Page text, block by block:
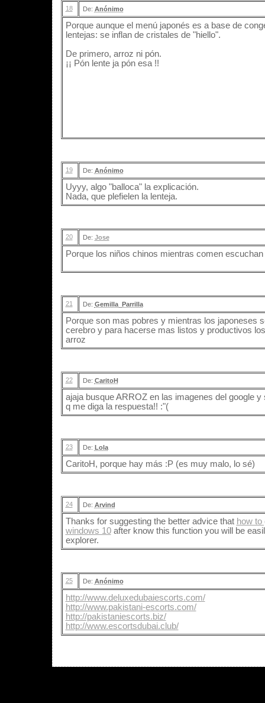
18 De: Anónimo
Porque aunque el menú japonés es a base de
lentejas: se inflan de cristales de "hiello".
De primero, arroz ni pón.
¡¡ Pón lente ja pón esa !!
19 De: Anónimo
Uyyy, algo "balloca" la explicación.
Nada, que plefielen la lenteja.
20 De: Jose
Porque los niños chinos mientras comen
21 De: Gemilla_Parrilla
Porque son mas pobres y mientras los japoneses
cerebro y para hacerse mas listos y productivos
arroz
22 De: CaritoH
ajaja busque ARROZ en las imagenes del google
q me diga la respuesta!! :"(
23 De: Lola
CaritoH, porque hay más :P (es muy malo, lo sé)
24 De: Arvind
Thanks for suggesting the better advice that how to
windows 10after know this function you will be
explorer.
25 De: Anónimo
http://www.deluxedubaiescorts.com/
http://www.pakistani-escorts.com/
http://pakistaniescorts.biz/
http://www.escortsdubai.club/